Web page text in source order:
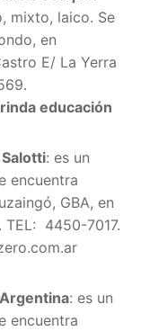
mixto, laico. Se
en
E/ La Yerra
educación
: es un
encuentra
GBA, en
TEL: 4450-7017.
: es un
encuentra